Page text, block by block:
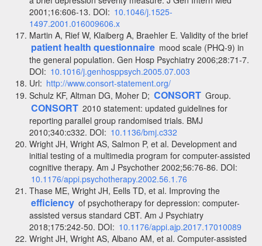
2001;16:606-13. DOI: 10.1046/j.1525-
1497.2001.016009606.x
Martin A, Rief W, Klaiberg A, Braehler E. Validity of the brief
patient health questionnaire mood scale (PHQ-9) in
the general population. Gen Hosp Psychiatry 2006;28:71-7.
DOI: 10.1016/j.genhosppsych.2005.07.003
Url: http://www.consort-statement.org/
Schulz KF, Altman DG, Moher D; CONSORT Group.
CONSORT 2010 statement: updated guidelines for
reporting parallel group randomised trials. BMJ
2010;340:c332. DOI: 10.1136/bmj.c332
Wright JH, Wright AS, Salmon P, et al. Development and
initial testing of a multimedia program for computer-assisted
cognitive therapy. Am J Psychother 2002;56:76-86. DOI:
10.1176/appi.psychotherapy.2002.56.1.76
Thase ME, Wright JH, Eells TD, et al. Improving the
efficiency of psychotherapy for depression: computer-
assisted versus standard CBT. Am J Psychiatry
2018;175:242-50. DOI: 10.1176/appi.ajp.2017.17010089
Wright JH, Wright AS, Albano AM, et al. Computer-assisted